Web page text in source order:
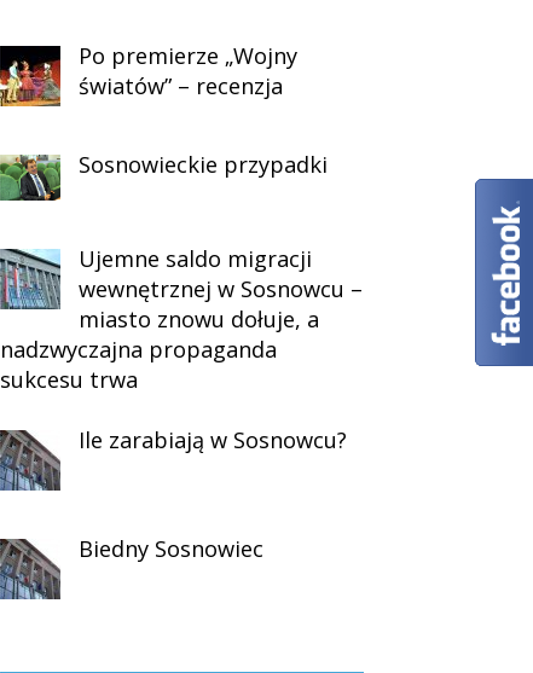
Po premierze „Wojny
światów” – recenzja
Sosnowieckie przypadki
Ujemne saldo migracji
wewnętrznej w Sosnowcu –
miasto znowu dołuje, a
nadzwyczajna propaganda
sukcesu trwa
Ile zarabiają w Sosnowcu?
Biedny Sosnowiec